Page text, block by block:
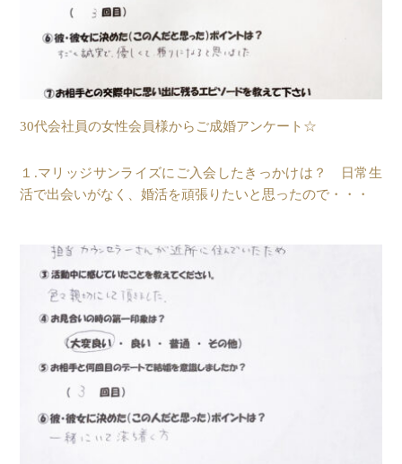
30代会社員の女性会員様からご成婚アンケート☆
１.マリッジサンライズにご入会したきっかけは？ 日常生
活で出会いがなく、婚活を頑張りたいと思ったので・・・